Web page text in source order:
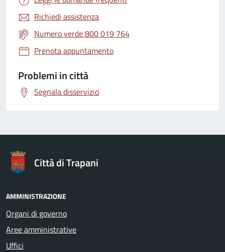
Richiedi assistenza
Numero verde 800 019 764
Prenota appuntamento
Problemi in città
Segnala disservizio
Città di Trapani
AMMINISTRAZIONE
Organi di governo
Aree amministrative
Uffici